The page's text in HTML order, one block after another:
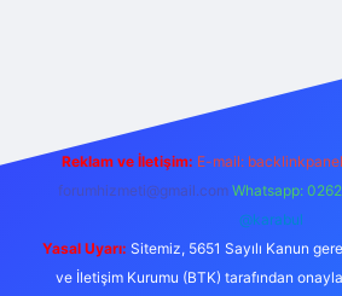
Reklam ve İletişim: E-mail:
forumhizmeti@gmail.com Whatsapp:
@karabul
Yasal Uyarı: Sitemiz, 5651 Sayılı Kanun
ve İletişim Kurumu (BTK) tarafından